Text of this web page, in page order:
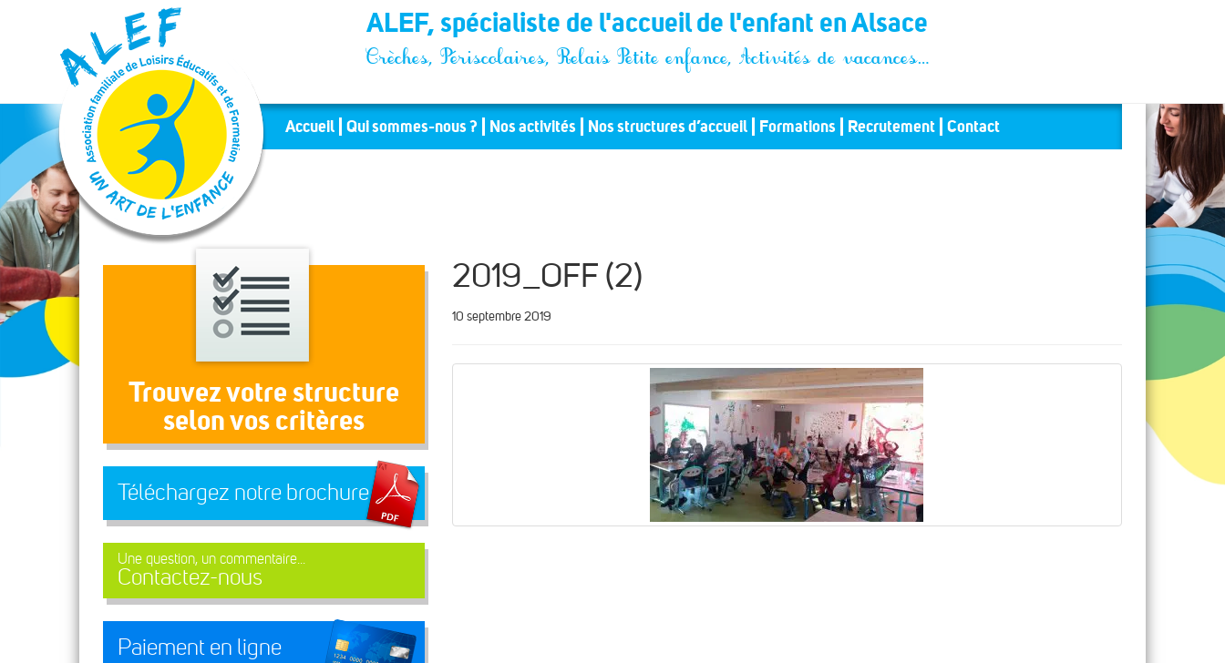
Panneau de gestion des cookies ALEF, spécialiste de l'accueil de l'enfant en Alsace
Crèches, Périscolaires, Relais Petite enfance, Activités de vacances…
Accueil Qui sommes-nous ? Nos activités Nos structures d’accueil Formations Recrutement Contact
Trouvez votre structure
selon vos critères
Téléchargez notre brochure
Une question, un commentaire...
Contactez-nous
Paiement en ligne
2019_OFF (2)
10 septembre 2019